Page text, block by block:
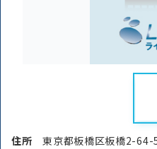
住所東京都板橋区板橋